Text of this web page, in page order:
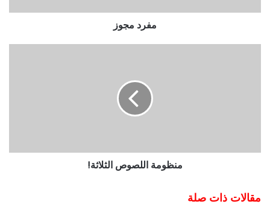
مفرد مجوز
منظومة اللصوص الثلاثة!
مقالات ذات صلة